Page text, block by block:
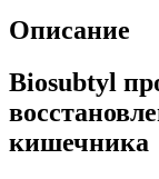
Описание
Biosubtyl
кишечника